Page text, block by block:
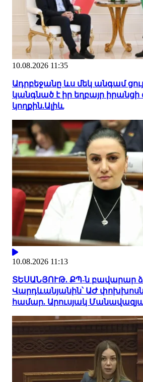
10.08.2026 11:35
Ադրբեջանը ևս մեկ անգամ
կանգնած է իր եղբայր իրանցի
կողքին.Ալիև
10.08.2026 11:13
ՏԵՍԱՆՅՈՒԹ. ՔՊ-ն բավարար
Վարդևանյանին՝ ԱԺ
համար. Արուսյակ